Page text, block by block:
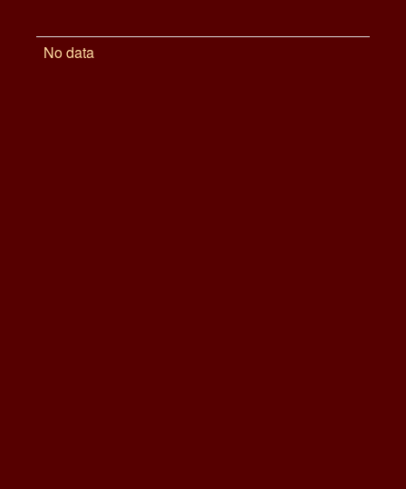
No data